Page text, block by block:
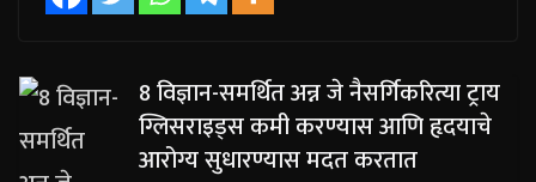
8 विज्ञान-समर्थित अन्न जे नैसर्गिकरित्या ट्राय
ग्लिसराइड्स कमी करण्यास आणि हृदयाचे
आरोग्य सुधारण्यास मदत करतात